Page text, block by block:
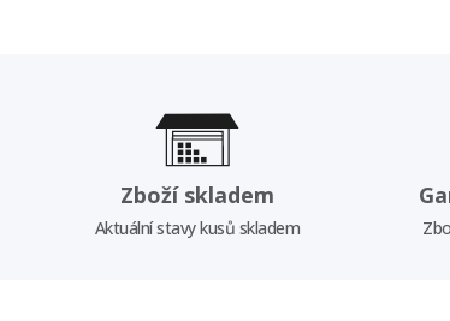
Zboží skladem
Aktuální stavy kusů skladem